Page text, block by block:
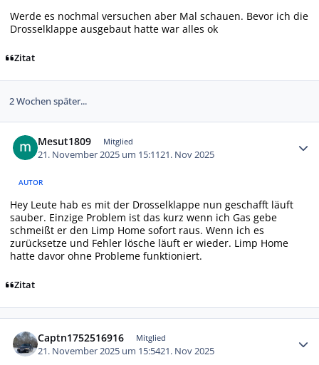
Werde es nochmal versuchen aber Mal schauen. Bevor ich die
Drosselklappe ausgebaut hatte war alles ok
Zitat
2 Wochen später...
Mesut1809 Mitglied
21. November 2025 um 15:1121. Nov 2025
AUTOR
Hey Leute hab es mit der Drosselklappe nun geschafft läuft
sauber. Einzige Problem ist das kurz wenn ich Gas gebe
schmeißt er den Limp Home sofort raus. Wenn ich es
zurücksetze und Fehler lösche läuft er wieder. Limp Home
hatte davor ohne Probleme funktioniert.
Zitat
Captn1752516916 Mitglied
21. November 2025 um 15:5421. Nov 2025